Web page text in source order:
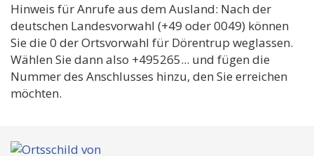
Hinweis für Anrufe aus dem Ausland: Nach der
deutschen Landesvorwahl (+49 oder 0049) können
Sie die 0 der Ortsvorwahl für Dörentrup weglassen.
Wählen Sie dann also +495265... und fügen die
Nummer des Anschlusses hinzu, den Sie erreichen
möchten.